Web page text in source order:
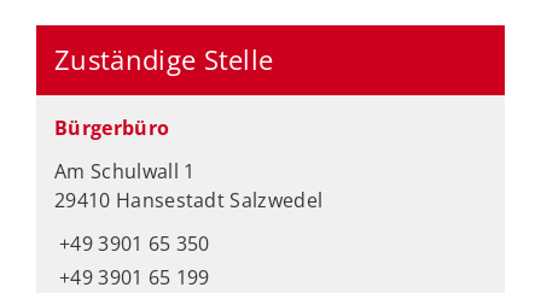
Zuständige Stelle
Bürgerbüro
Am Schulwall 1
29410 Hansestadt Salzwedel
+49 3901 65 350
+49 3901 65 199